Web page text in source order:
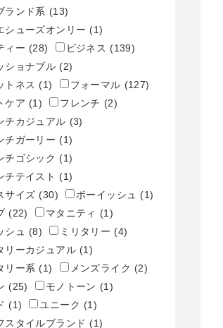
ランド系 (13)
シューズオンリー (1)
ィー (28) ビジネス (139)
ショナブル (2)
トネス (1) フォーマル (127)
ケア (1) フレンチ (2)
チカジュアル (3)
チガーリー (1)
チゴシック (1)
チテイスト (1)
サイズ (30) ボーイッシュ (1)
(22) マタニティ
(1)
シュ (8) ミリタリー (4)
リーカジュアル (1)
リー系 (1) メンズライク (2)
(25) モノトーン (1)
(1) ユニーク (1)
スタイルブランド (1)